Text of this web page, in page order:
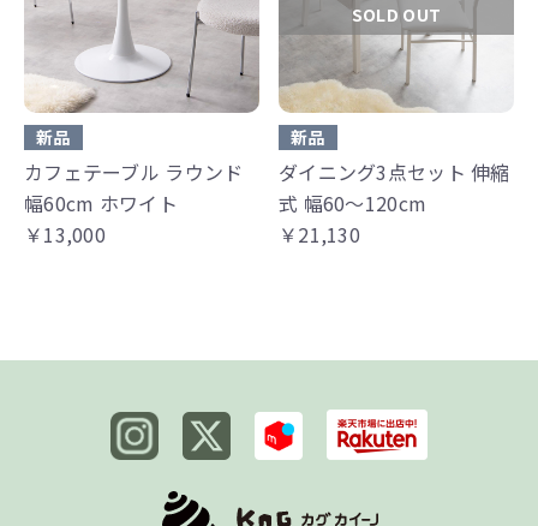
新品
カフェテーブル ラウンド
幅60cm ホワイト
￥13,000
SOLD OUT
新品
ダイニング3点セット 伸縮
式 幅60～120cm
￥21,130